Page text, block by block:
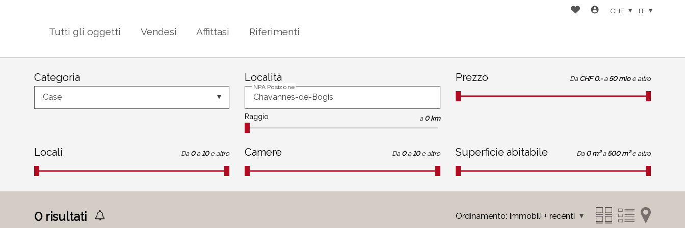
Tutti gli oggetti Vendesi Affittasi Riferimenti
CHF IT
Categoria
Case
Località
NPA Posizione
Raggio a 0 km
Prezzo Da CHF 0.- a 50 mio e altro
Locali Da 0 a 10 e altro Camere Da 0 a 10 e altro Superficie abitabile Da 0 m² a 500 m² e altro
0risultati Ordinamento: Immobili + recenti